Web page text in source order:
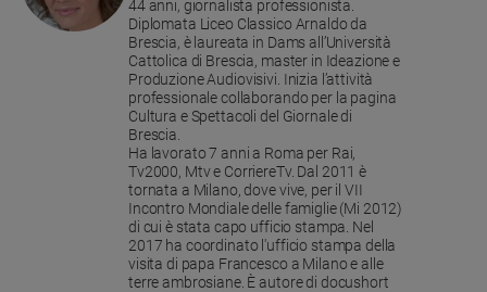
Economia
44 anni, giornalista professionista.
Diplomata Liceo Classico Arnaldo da
Brescia, è laureata in Dams all’Università
Cattolica di Brescia, master in Ideazione e
Produzione Audiovisivi. Inizia l’attività
professionale collaborando per la pagina
Cultura e Spettacoli del Giornale di
Brescia.
Ha lavorato 7 anni a Roma per Rai,
Tv2000, Mtv e CorriereTv. Dal 2011 è
tornata a Milano, dove vive, per il VII
Incontro Mondiale delle famiglie (Mi 2012)
di cui è stata capo ufficio stampa. Nel
2017 ha coordinato l'ufficio stampa della
visita di papa Francesco a Milano e alle
terre ambrosiane. È autore di docushort